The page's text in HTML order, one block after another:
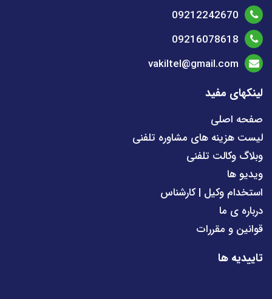
09212242670
09216078618
vakiltel@gmail.com
لینکهای مفید
صفحه اصلی
لیست هزینه های مشاوره تلفنی
وبلاگ وکالت تلفنی
ویدیو ها
استخدام وکیل | کارشناس
درباره ی ما
قوانین و مقررات
تاییدیه ها